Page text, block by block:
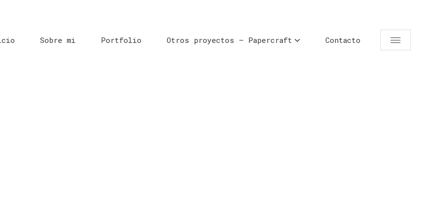
Sobre mi Portfolio Otros proyectos – Papercraft Contacto